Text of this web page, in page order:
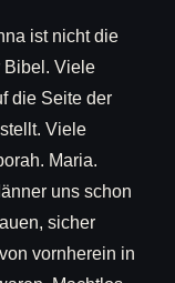
ist nicht die
Bibel. Viele
die Seite der
Viele
Maria.
uns schon
sicher
vornherein in